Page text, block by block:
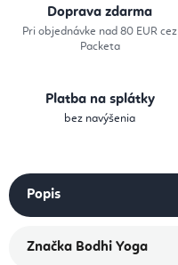
Doprava zdarma
Pri objednávke nad 80 EUR cez
Packeta
Platba na splátky
bez navýšenia
Popis
Značka Bodhi Yoga